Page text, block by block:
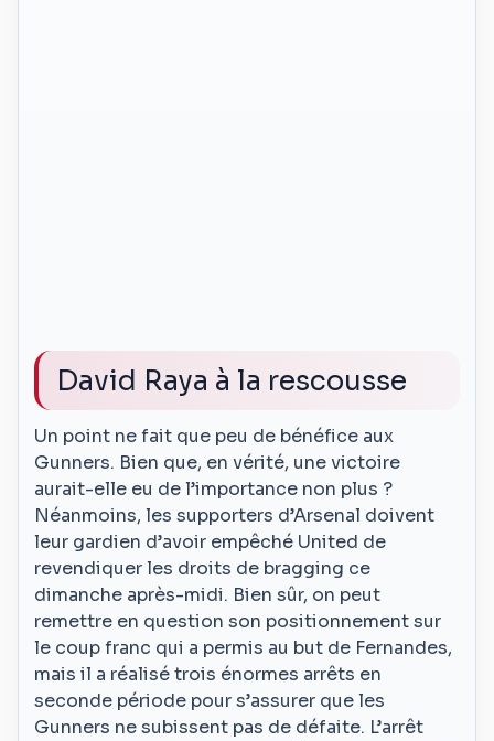
David Raya à la rescousse
Un point ne fait que peu de bénéfice aux
Gunners. Bien que, en vérité, une victoire
aurait-elle eu de l’importance non plus ?
Néanmoins, les supporters d’Arsenal doivent
leur gardien d’avoir empêché United de
revendiquer les droits de bragging ce
dimanche après-midi. Bien sûr, on peut
remettre en question son positionnement sur
le coup franc qui a permis au but de Fernandes,
mais il a réalisé trois énormes arrêts en
seconde période pour s’assurer que les
Gunners ne subissent pas de défaite. L’arrêt